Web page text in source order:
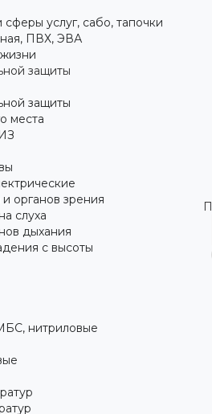
услуг, сабо, тапочки
ПВХ, ЭВА
защиты
защиты
места
органов зрения
слуха
дыхания
с высоты
нитриловые